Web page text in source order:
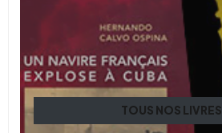
TOUS NOS LIVRES